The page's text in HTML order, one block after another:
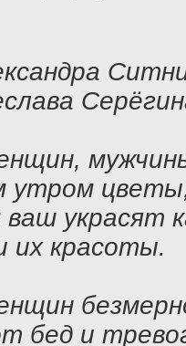
утром
украсят
их красоты.
бед и